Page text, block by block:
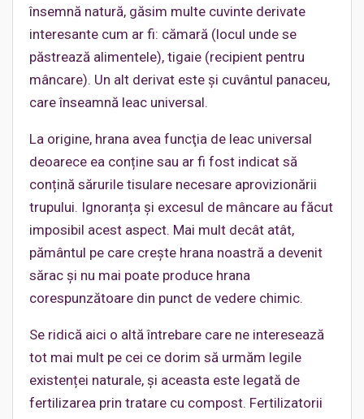
însemnă natură, găsim multe cuvinte derivate
interesante cum ar fi: cămară (locul unde se
păstrează alimentele), tigaie (recipient pentru
mâncare). Un alt derivat este și cuvântul panaceu,
care înseamnă leac universal.
La origine, hrana avea funcţia de leac universal
deoarece ea conține sau ar fi fost indicat să
conțină sărurile tisulare necesare aprovizionării
trupului. Ignoranța și excesul de mâncare au făcut
imposibil acest aspect. Mai mult decât atât,
pământul pe care crește hrana noastră a devenit
sărac și nu mai poate produce hrana
corespunzătoare din punct de vedere chimic.
Se ridică aici o altă întrebare care ne interesează
tot mai mult pe cei ce dorim să urmăm legile
existenței naturale, și aceasta este legată de
fertilizarea prin tratare cu compost. Fertilizatorii